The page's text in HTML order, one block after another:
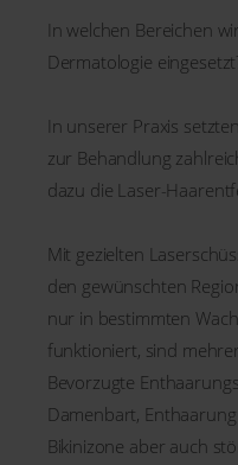
In welchen Bereichen
Dermatologie
In unserer Praxis
zur Behandlung
dazu die Laser-
Mit gezielten
den gewünschten
nur in bestimmten
funktioniert, sind
Bevorzugte
Damenbart,
Bikinizone aber auch